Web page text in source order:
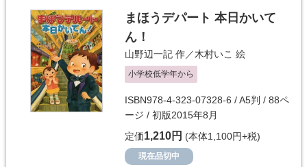
まほうデパート 本日かいて
ん！
山野辺一記 作／木村いこ 絵
小学校低学年から
ISBN978-4-323-07328-6 / A5判 / 88ペ
ージ / 初版2015年8月
定価1,210円 (本体1,100円+税)
現在品切中